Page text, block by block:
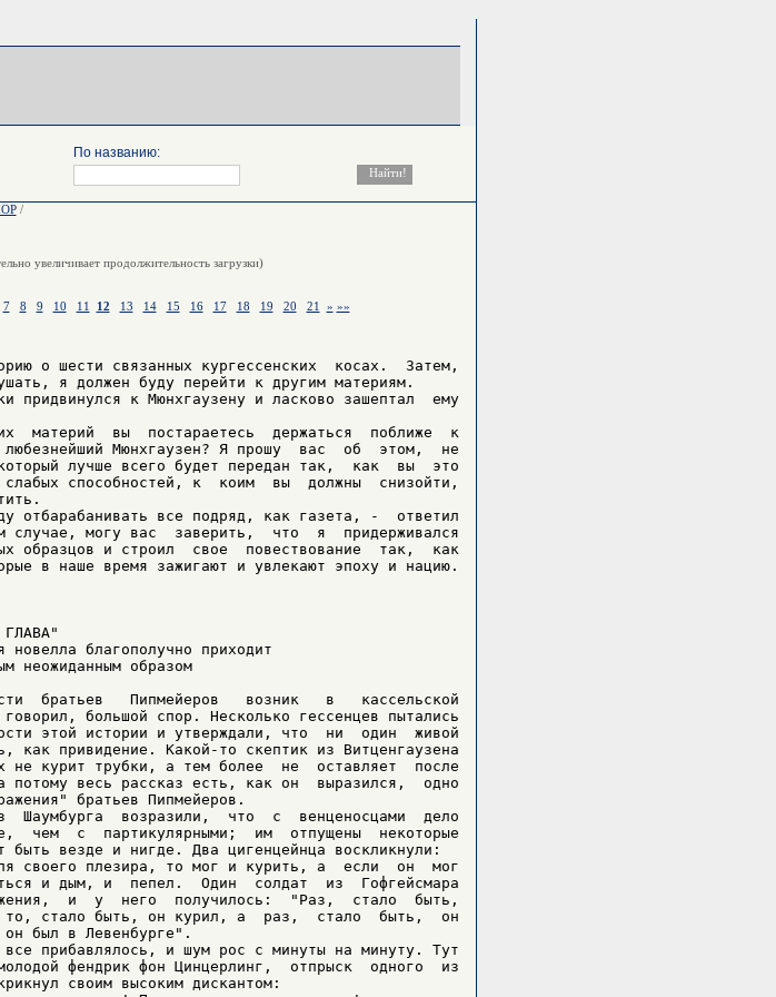
По названию:
/
увеличивает продолжительность загрузки)
7 8 9 10 11 12 13 14 15 16 17 18 19 20 21 » »»
о шести связанных кургессенских  косах.  Затем,
я должен буду перейти к другим материям.
придвинулся к Мюнхгаузену и ласково зашептал  ему
материй  вы  постараетесь  держаться  поближе  к
Мюнхгаузен? Я прошу  вас  об  этом,  не
лучше всего будет передан так,  как  вы  это
способностей, к  коим  вы  должны  снизойти,
отбарабанивать все подряд, как газета, -  ответил
случае, могу вас  заверить,  что  я  придерживался
образцов и строил  свое  повествование  так,  как
в наше время зажигают и увлекают эпоху и нацию.
ГЛАВА"
новелла благополучно приходит
неожиданным образом
братьев   Пипмейеров   возник   в   кассельской
большой спор. Несколько гессенцев пытались
этой истории и утверждали, что  ни  один  живой
как привидение. Какой-то скептик из Витценгаузена
не курит трубки, а тем более  не  оставляет  после
потому весь рассказ есть, как он  выразился,  одно
братьев Пипмейеров.
Шаумбурга  возразили,  что  с  венценосцами  дело
чем  с  партикулярными;  им  отпущены  некоторые
быть везде и нигде. Два цигенцейнца воскликнули:
своего плезира, то мог и курить, а  если  он  мог
и дым, и  пепел.  Один  солдат  из  Гофгейсмара
и  у  него  получилось:  "Раз,  стало  быть,
то, стало быть, он курил, а  раз,  стало  быть,  он
был в Левенбурге".
прибавлялось, и шум рос с минуты на минуту. Тут
фендрик фон Цинцерлинг,  отпрыск  одного  из
своим высоким дискантом: